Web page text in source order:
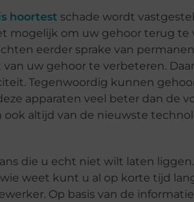
hoortest schade wordt
mogelijk om uw gehoor terug
eerder sprake van
uw gehoor te verbeteren.
Tegenwoordig kunnen
apparaten veel beter dan de
altijd van de nieuwste
die u echt niet wilt laten
weet kunt u al op korte tijd
Op basis van de